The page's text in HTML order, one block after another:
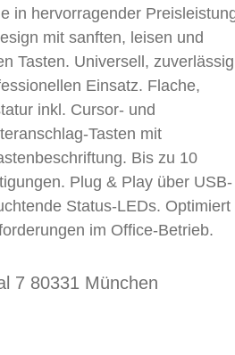
in hervorragender
mit sanften, leisen und
Tasten. Universell, zuverlässig
Einsatz. Flache,
inkl. Cursor- und
Tasten mit
Bis zu 10
Plug & Play über USB-
Status-LEDs. Optimiert
im Office-Betrieb.
7 80331 München